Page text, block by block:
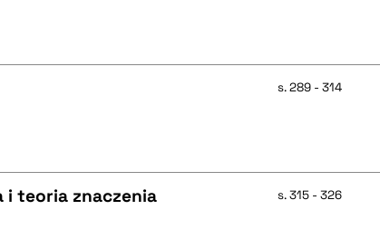
s. 289 - 314
teoria znaczenia s. 315 - 326